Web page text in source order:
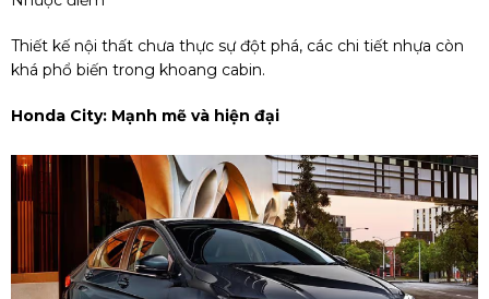
Thiết kế nội thất chưa thực sự đột phá, các chi tiết nhựa còn
khá phổ biến trong khoang cabin.
Honda City: Mạnh mẽ và hiện đại